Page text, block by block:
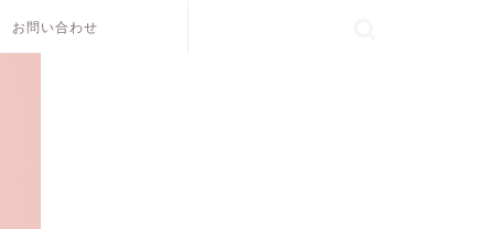
お問い合わせ